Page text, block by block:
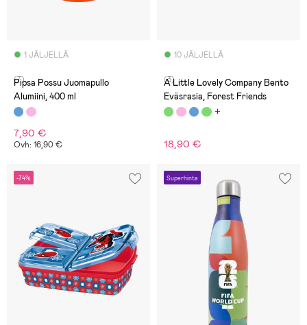
1 JÄLJELLÄ
(7)
Pipsa Possu Juomapullo
Alumiini, 400 ml
7,90 €
Ovh: 16,90 €
10 JÄLJELLÄ
(3)
A Little Lovely Company Bento
Eväsrasia, Forest Friends
18,90 €
-74% Superhinta